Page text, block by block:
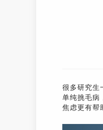
很多研究生
单纯挑毛病
焦虑更有帮